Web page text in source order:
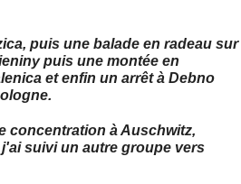
puis une balade en radeau sur
puis une montée en
et enfin un arrêt à Debno
concentration à Auschwitz,
suivi un autre groupe vers